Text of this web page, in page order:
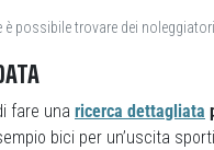
possibile trovare dei
fare una ricerca dettagliata
bici per un’uscita